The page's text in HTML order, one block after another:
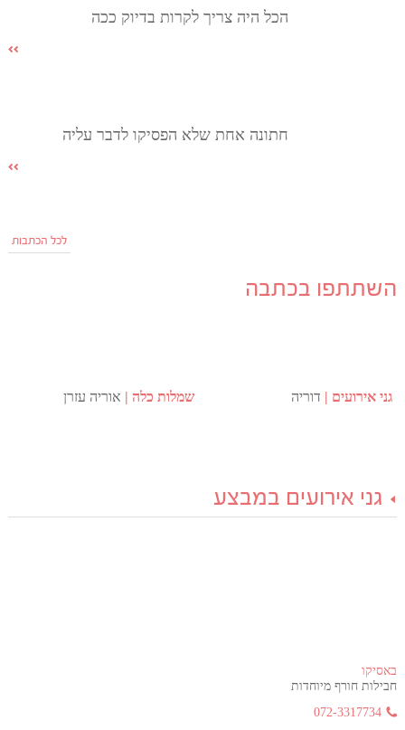
הכל היה צריך לקרות בדיוק ככה
חתונה אחת שלא הפסיקו לדבר עליה
לכל הכתבות
השתתפו בכתבה
גני אירועים דוריה שמלות כלה אוריה עזרן
גני אירועים במבצע
באסיקו
חבילות חורף מיוחדות
072-3317734